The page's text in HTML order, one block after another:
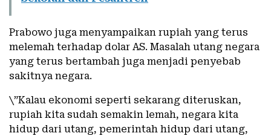
Prabowo juga menyampaikan rupiah yang terus
melemah terhadap dolar AS. Masalah utang negara
yang terus bertambah juga menjadi penyebab
sakitnya negara.
\”Kalau ekonomi seperti sekarang diteruskan,
rupiah kita sudah semakin lemah, negara kita
hidup dari utang, pemerintah hidup dari utang,